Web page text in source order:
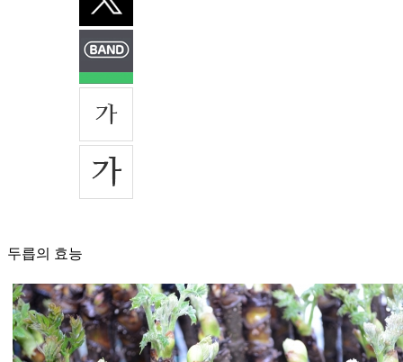
두릅의 효능